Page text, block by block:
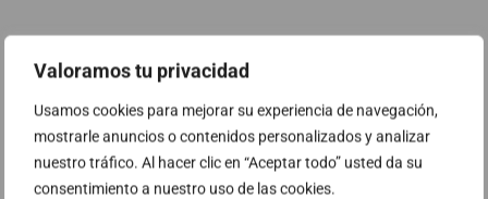
Valoramos tu privacidad
Usamos cookies para mejorar su experiencia de navegación,
mostrarle anuncios o contenidos personalizados y analizar
nuestro tráfico. Al hacer clic en “Aceptar todo” usted da su
consentimiento a nuestro uso de las cookies.
Missatge